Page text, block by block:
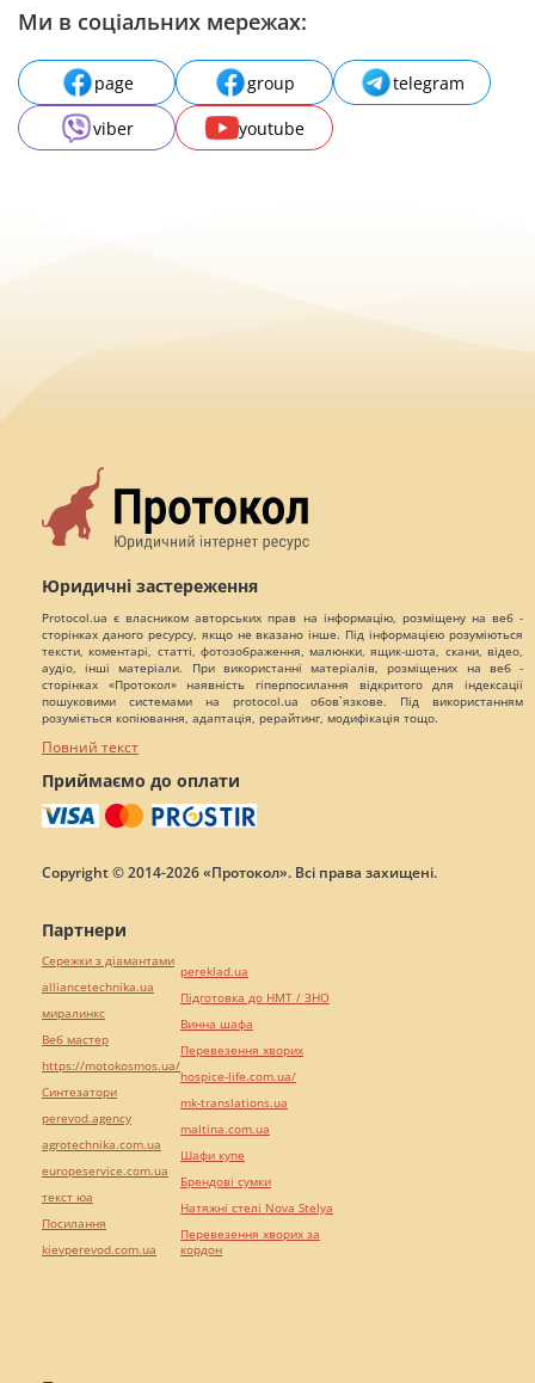
Ми в соціальних мережах:
page group
telegram
viber
youtube
Юридичні застереження
Protocol.ua є власником авторських прав на інформацію, розміщену на веб -
сторінках даного ресурсу, якщо не вказано інше. Під інформацією розуміються
тексти, коментарі, статті, фотозображення, малюнки, ящик-шота, скани, відео,
аудіо, інші матеріали. При використанні матеріалів, розміщених на веб -
сторінках «Протокол» наявність гіперпосилання відкритого для індексації
пошуковими системами на protocol.ua обов`язкове. Під використанням
розуміється копіювання, адаптація, рерайтинг, модифікація тощо.
Повний текст
Приймаємо до оплати
Copyright © 2014-2026 «Протокол». Всі права захищені.
Партнери
Сережки з діамантами
alliancetechnika.ua
миралинкс
Веб мастер
https://motokosmos.ua/
Синтезатори
perevod.agency
agrotechnika.com.ua
europeservice.com.ua
текст юа
Посилання
kievperevod.com.ua
pereklad.ua
Підготовка до НМТ / ЗНО
Винна шафа
Перевезення хворих
hospice-life.com.ua/
mk-translations.ua
maltina.com.ua
Шафи купе
Брендові сумки
Натяжні стелі Nova Stelya
Перевезення хворих за
кордон